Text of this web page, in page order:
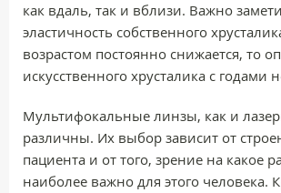
как вдаль, так и вблизи. Важно
эластичность собственного
возрастом постоянно снижается, то
искусственного хрусталика с годами
Мультифокальные линзы, как и
различны. Их выбор зависит от
пациента и от того, зрение на какое
наиболее важно для этого человека.